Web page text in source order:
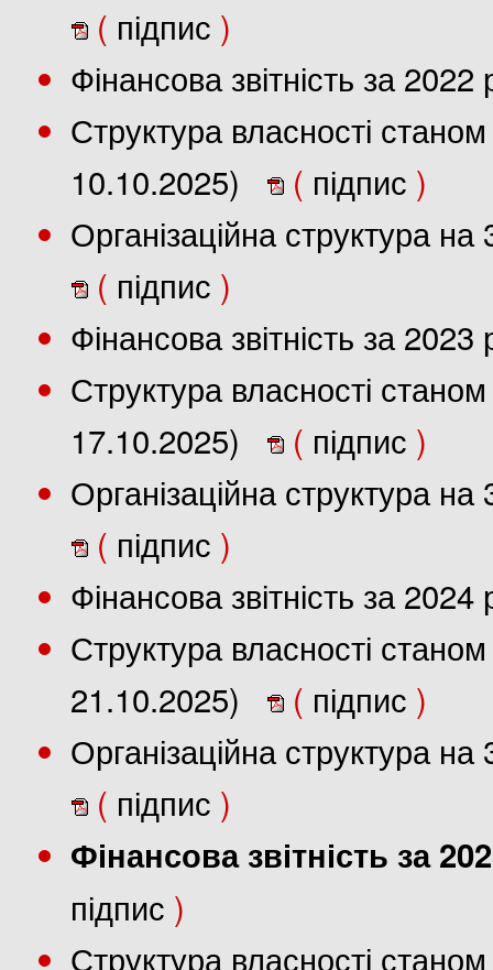
( підпис )
Фінансова звітність за
Структура власності
10.10.2025)
( підпис )
Організаційна структура
( підпис )
Фінансова звітність за
Структура власності
17.10.2025)
( підпис )
Організаційна структура
( підпис )
Фінансова звітність за
Структура власності
21.10.2025)
( підпис )
Організаційна структура
( підпис )
Фінансова звітність за
підпис )
Структура власності